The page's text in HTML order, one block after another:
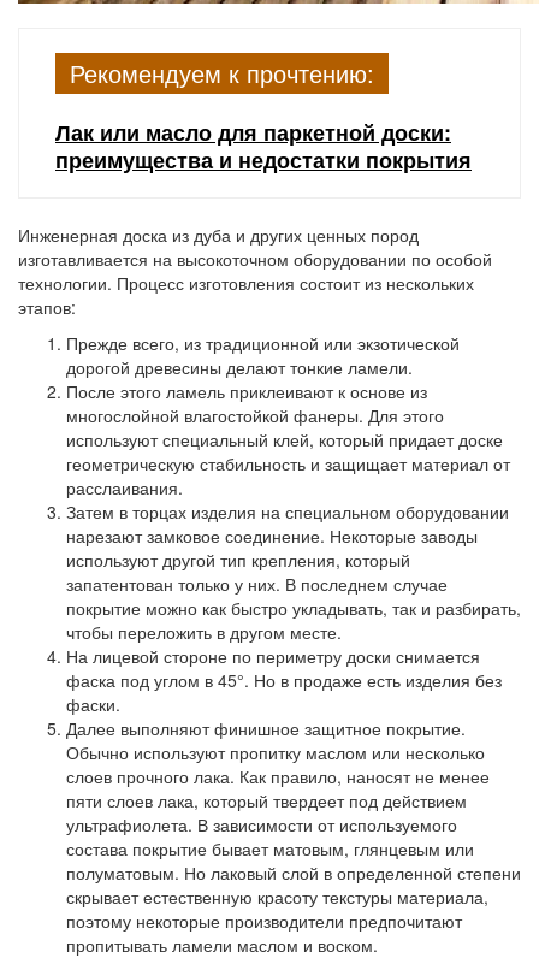
Рекомендуем к прочтению:
Лак или масло для паркетной доски:
преимущества и недостатки покрытия
Инженерная доска из дуба и других ценных пород
изготавливается на высокоточном оборудовании по особой
технологии. Процесс изготовления состоит из нескольких
этапов:
Прежде всего, из традиционной или экзотической
дорогой древесины делают тонкие ламели.
После этого ламель приклеивают к основе из
многослойной влагостойкой фанеры. Для этого
используют специальный клей, который придает доске
геометрическую стабильность и защищает материал от
расслаивания.
Затем в торцах изделия на специальном оборудовании
нарезают замковое соединение. Некоторые заводы
используют другой тип крепления, который
запатентован только у них. В последнем случае
покрытие можно как быстро укладывать, так и разбирать,
чтобы переложить в другом месте.
На лицевой стороне по периметру доски снимается
фаска под углом в 45°. Но в продаже есть изделия без
фаски.
Далее выполняют финишное защитное покрытие.
Обычно используют пропитку маслом или несколько
слоев прочного лака. Как правило, наносят не менее
пяти слоев лака, который твердеет под действием
ультрафиолета. В зависимости от используемого
состава покрытие бывает матовым, глянцевым или
полуматовым. Но лаковый слой в определенной степени
скрывает естественную красоту текстуры материала,
поэтому некоторые производители предпочитают
пропитывать ламели маслом и воском.